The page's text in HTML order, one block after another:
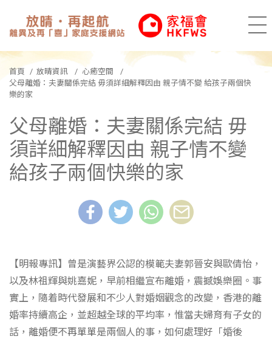
放晴•再
目
首頁 放晴資訊
心癒空間
父母離婚：夫妻關係完結 毋須詳細解釋因由 親子情不變 給孩子兩個快
樂的家
父母離婚：夫妻關係完結 毋
須詳細解釋因由 親子情不變
給孩子兩個快樂的家
【明報專訊】曾是演藝界公認的模範夫妻郭晉安與歐倩怡，
以及林祖輝與姚嘉妮，早前相繼宣布離婚，震撼娛樂圈。事
實上，隨着時代發展和不少人對婚姻觀念的改變，香港的離
婚率持續高企，並超越全球的平均率，惟當夫婦育有子女的
話，離婚便不再單單是兩個人的事，如何處理好「婚後